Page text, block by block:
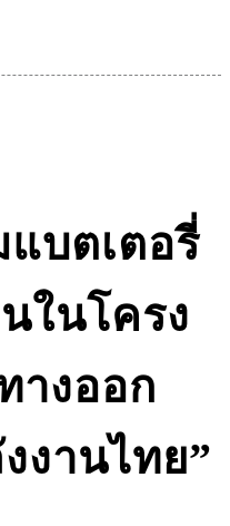
เ
บตเตอรี่
ในโครง
างออก
งานไทย”